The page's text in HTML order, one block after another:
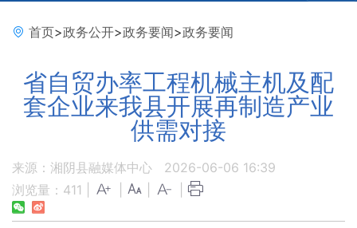
首页>政务公开>政务要闻>政务要闻
省自贸办率工程机械主机及配
套企业来我县开展再制造产业
供需对接
来源：湘阴县融媒体中心
2026-06-06 16:39
浏览量： 411